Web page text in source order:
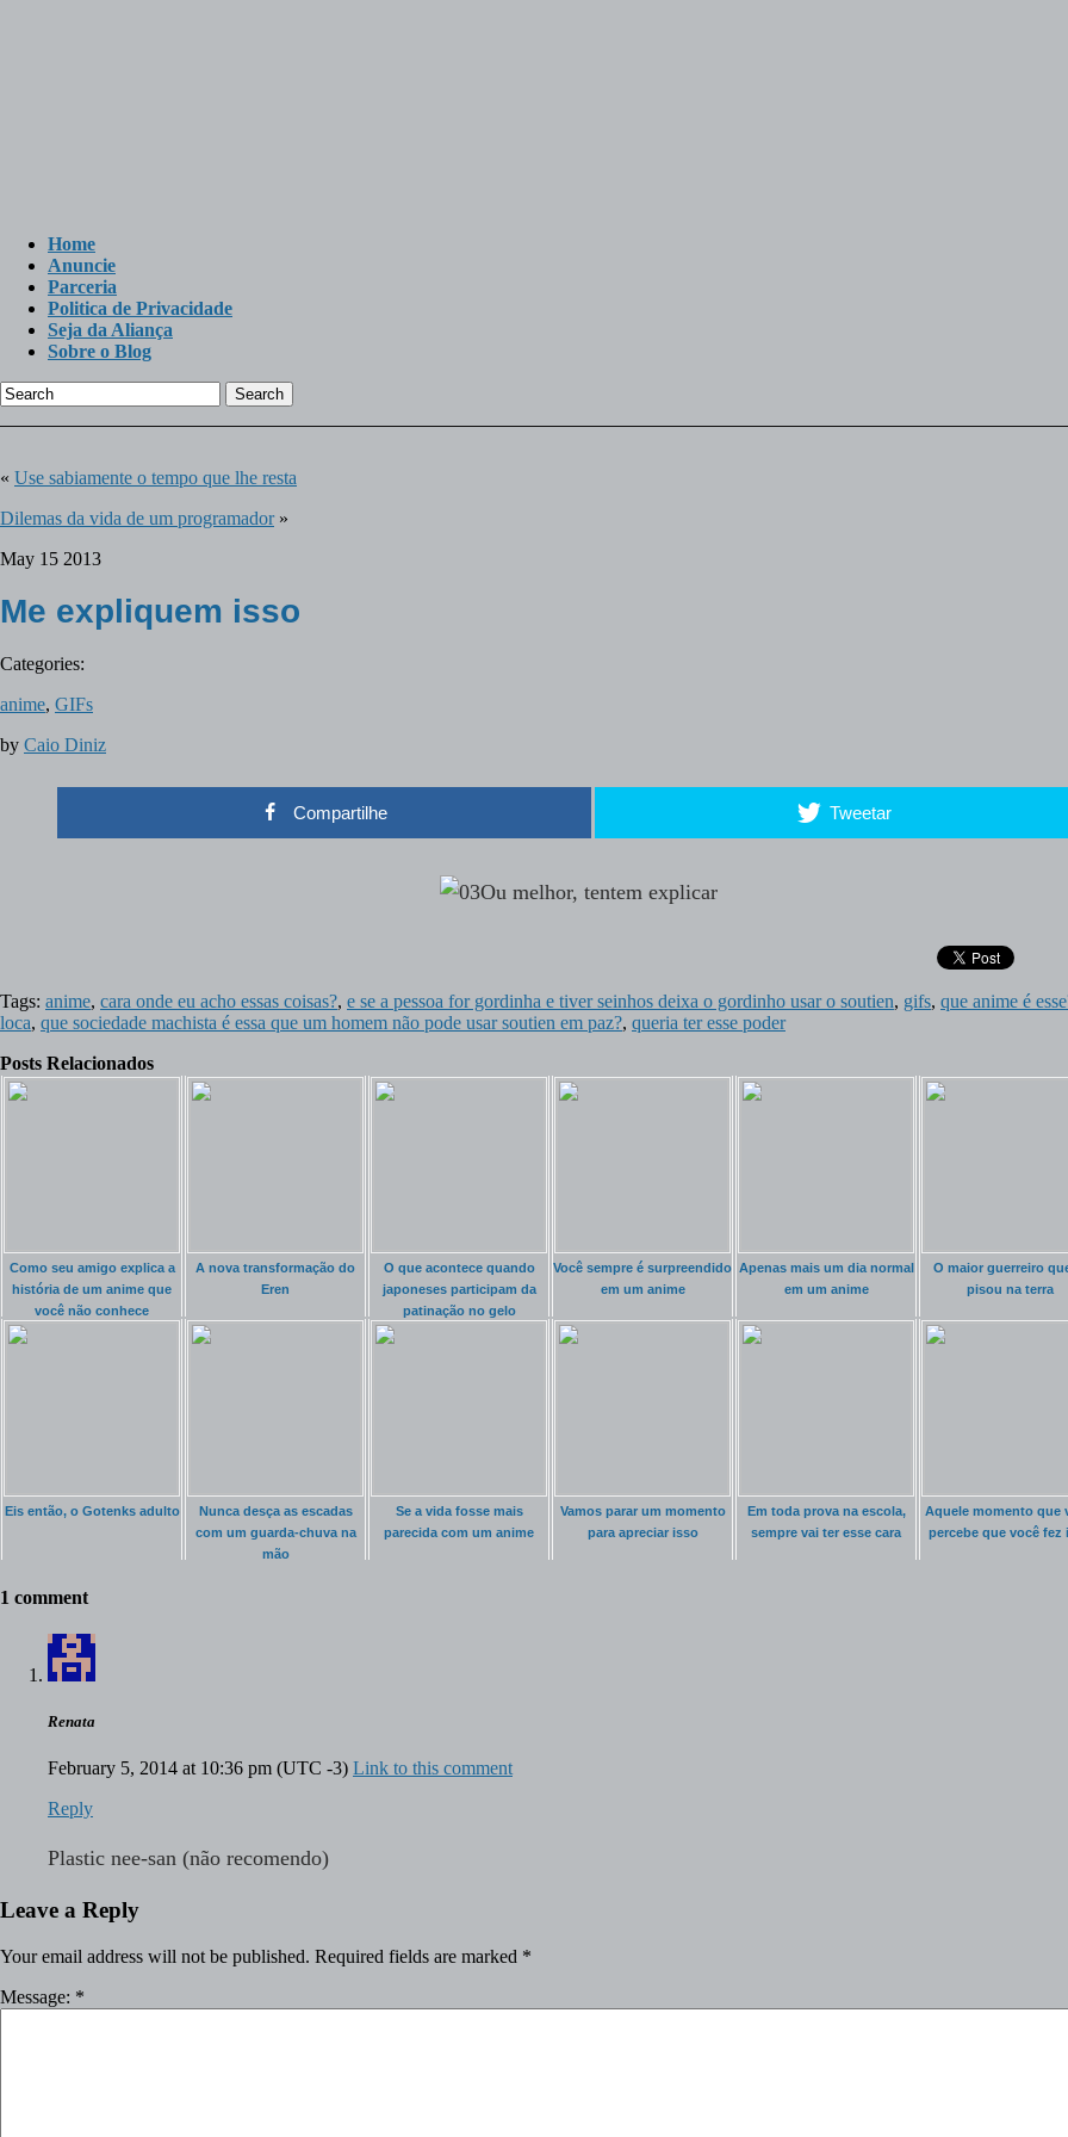
Home
Anuncie
Parceria
Politica de Privacidade
Seja da Aliança
Sobre o Blog
Search
« Use sabiamente o tempo que lhe resta
Dilemas da vida de um programador»
May 15 2013
Me expliquem isso
Categories:
anime, GIFs
by Caio Diniz
Compartilhe Tweetar
Ou melhor, tentem explicar
Tags: anime, cara onde eu acho essas coisas?, e se a pessoa for gordinha e tiver seinhos deixa o gordinho usar o soutien, gifs, que anime é
loca, que sociedade machista é essa que um homem não pode usar soutien em paz?, queria ter esse poder
Posts Relacionados
Como seu amigo explica a
história de um anime que
você não conhece
A nova transformação do
Eren
O que acontece quando
japoneses participam da
patinação no gelo
Você sempre é surpreendido
em um anime
Apenas mais um dia normal
em um anime
O maior guerreiro
pisou na terra
Eis então, o Gotenks adulto
Nunca desça as escadas
com um guarda-chuva na
mão
Se a vida fosse mais
parecida com um anime
Vamos parar um momento
para apreciar isso
Em toda prova na escola,
sempre vai ter esse cara
Aquele momento que
percebe que você fez
1 comment
Renata
February 5, 2014 at 10:36 pm (UTC -3) Link to this comment
Reply
Plastic nee-san (não recomendo)
Leave a Reply
Your email address will not be published. Required fields are marked *
Message: *